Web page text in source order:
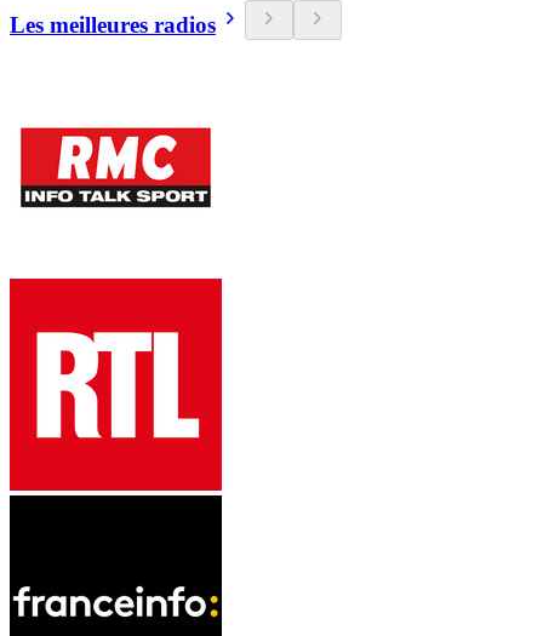
Les meilleures radios